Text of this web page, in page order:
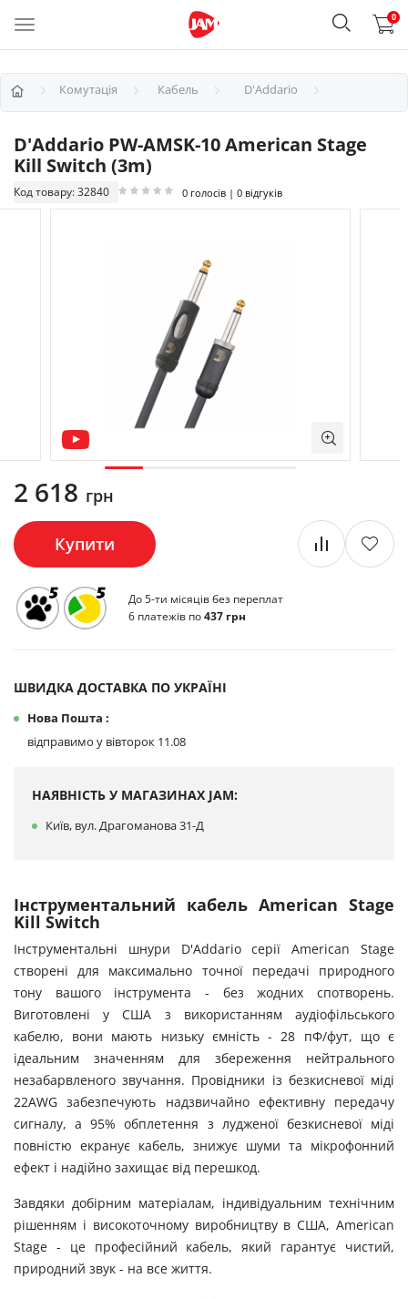
0
Комутація Кабель D'Addario
D'Addario PW-AMSK-10 American Stage
Kill Switch (3m)
Код товару: 32840 0 голосів | 0 відгуків
2 618 грн
Купити
До 5-ти місяців без переплат
6 платежів по437 грн
ШВИДКА ДОСТАВКА ПО УКРАЇНІ
Нова Пошта :
відправимо у вівторок 11.08
НАЯВНІСТЬ У МАГАЗИНАХ JAM:
Київ, вул. Драгоманова 31-Д
Інструментальний кабель American Stage
Kill Switch
Інструментальні шнури D'Addario серії American Stage
створені для максимально точної передачі природного
тону вашого інструмента - без жодних спотворень.
Виготовлені у США з використанням аудіофільського
кабелю, вони мають низьку ємність - 28 пФ/фут, що є
ідеальним значенням для збереження нейтрального
незабарвленого звучання. Провідники із безкисневої міді
22AWG забезпечують надзвичайно ефективну передачу
сигналу, а 95% обплетення з лудженої безкисневої міді
повністю екранує кабель, знижує шуми та мікрофонний
ефект і надійно захищає від перешкод.
Завдяки добірним матеріалам, індивідуальним технічним
рішенням і високоточному виробництву в США, American
Stage - це професійний кабель, який гарантує чистий,
природний звук - на все життя.